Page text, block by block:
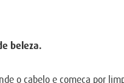
beleza.
o cabelo e começa por